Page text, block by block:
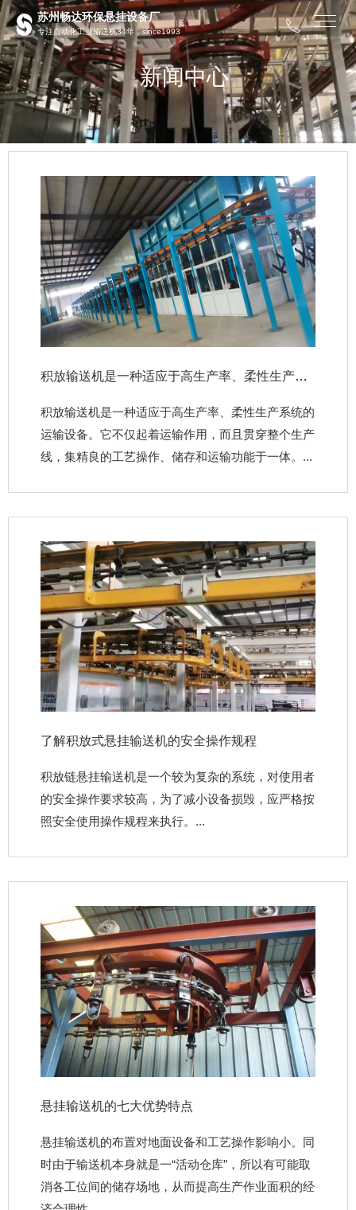
苏州畅达环保悬挂设备厂
专注自动化工业输送机34年，since1993
新闻中心
积放输送机是一种适应于高生产率、柔性生产系统的运输设备
积放输送机是一种适应于高生产率、柔性生产系统的
运输设备。它不仅起着运输作用，而且贯穿整个生产
线，集精良的工艺操作、储存和运输功能于一体。...
了解积放式悬挂输送机的安全操作规程
积放链悬挂输送机是一个较为复杂的系统，对使用者
的安全操作要求较高，为了减小设备损毁，应严格按
照安全使用操作规程来执行。...
悬挂输送机的七大优势特点
悬挂输送机的布置对地面设备和工艺操作影响小。同
时由于输送机本身就是一“活动仓库”，所以有可能取
消各工位间的储存场地，从而提高生产作业面积的经